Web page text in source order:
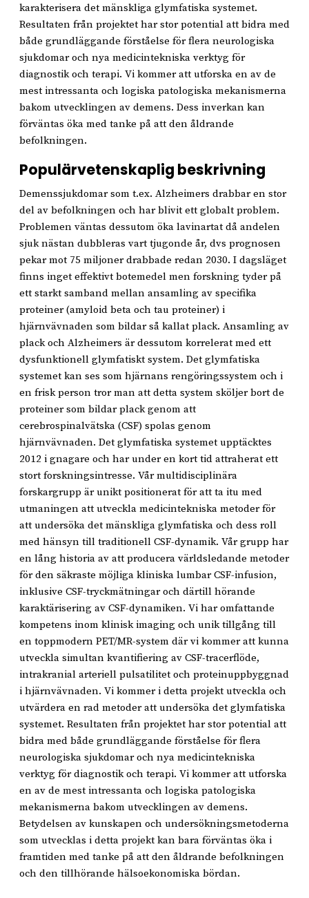
karakterisera det mänskliga glymfatiska systemet.
Resultaten från projektet har stor potential att bidra med
både grundläggande förståelse för flera neurologiska
sjukdomar och nya medicintekniska verktyg för
diagnostik och terapi. Vi kommer att utforska en av de
mest intressanta och logiska patologiska mekanismerna
bakom utvecklingen av demens. Dess inverkan kan
förväntas öka med tanke på att den åldrande
befolkningen.
Populärvetenskaplig beskrivning
Demenssjukdomar som t.ex. Alzheimers drabbar en stor
del av befolkningen och har blivit ett globalt problem.
Problemen väntas dessutom öka lavinartat då andelen
sjuk nästan dubbleras vart tjugonde år, dvs prognosen
pekar mot 75 miljoner drabbade redan 2030. I dagsläget
finns inget effektivt botemedel men forskning tyder på
ett starkt samband mellan ansamling av specifika
proteiner (amyloid beta och tau proteiner) i
hjärnvävnaden som bildar så kallat plack. Ansamling av
plack och Alzheimers är dessutom korrelerat med ett
dysfunktionell glymfatiskt system. Det glymfatiska
systemet kan ses som hjärnans rengöringssystem och i
en frisk person tror man att detta system sköljer bort de
proteiner som bildar plack genom att
cerebrospinalvätska (CSF) spolas genom
hjärnvävnaden. Det glymfatiska systemet upptäcktes
2012 i gnagare och har under en kort tid attraherat ett
stort forskningsintresse. Vår multidisciplinära
forskargrupp är unikt positionerat för att ta itu med
utmaningen att utveckla medicintekniska metoder för
att undersöka det mänskliga glymfatiska och dess roll
med hänsyn till traditionell CSF-dynamik. Vår grupp har
en lång historia av att producera världsledande metoder
för den säkraste möjliga kliniska lumbar CSF-infusion,
inklusive CSF-tryckmätningar och därtill hörande
karaktärisering av CSF-dynamiken. Vi har omfattande
kompetens inom klinisk imaging och unik tillgång till
en toppmodern PET/MR-system där vi kommer att kunna
utveckla simultan kvantifiering av CSF-tracerflöde,
intrakranial arteriell pulsatilitet och proteinuppbyggnad
i hjärnvävnaden. Vi kommer i detta projekt utveckla och
utvärdera en rad metoder att undersöka det glymfatiska
systemet. Resultaten från projektet har stor potential att
bidra med både grundläggande förståelse för flera
neurologiska sjukdomar och nya medicintekniska
verktyg för diagnostik och terapi. Vi kommer att utforska
en av de mest intressanta och logiska patologiska
mekanismerna bakom utvecklingen av demens.
Betydelsen av kunskapen och undersökningsmetoderna
som utvecklas i detta projekt kan bara förväntas öka i
framtiden med tanke på att den åldrande befolkningen
och den tillhörande hälsoekonomiska bördan.